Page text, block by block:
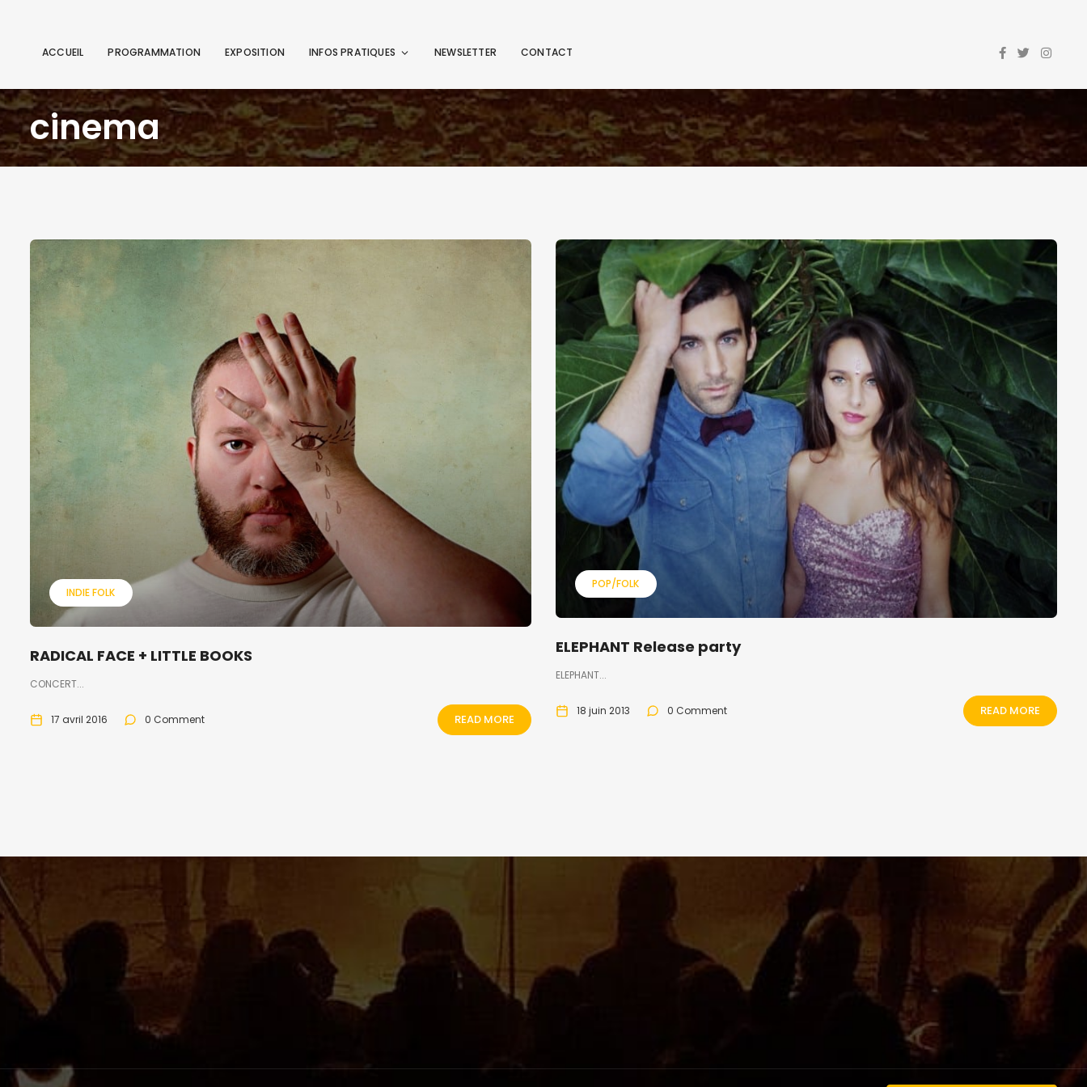
ACCUEIL PROGRAMMATION EXPOSITION INFOS PRATIQUES NEWSLETTER CONTACT
cinema
INDIE FOLK
RADICAL FACE + LITTLE BOOKS
CONCERT...
17 avril 2016 0 Comment READ MORE
POP/FOLK
ELEPHANT Release party
ELEPHANT...
18 juin 2013 0 Comment READ MORE